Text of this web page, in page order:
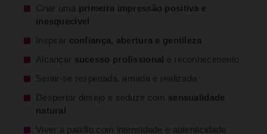
Criar uma primeira impressão positiva e
inesquecível
Inspirar confiança, abertura e gentileza
Alcançar sucesso profissional
e reconhecimento
Sentir-se respeitada, amada e realizada
Despertar desejo e seduzir com sensualidade
natural
Viver a paixão com intensidade e autenticidade